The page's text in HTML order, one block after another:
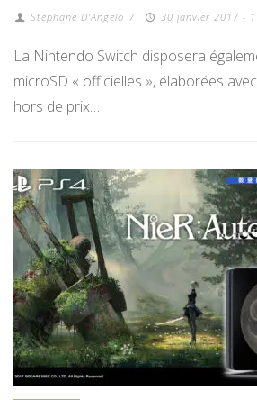
Stéphane D'Angelo / 30 janvier 2017 -
La Nintendo Switch disposera
microSD « officielles », élaborées
hors de prix…